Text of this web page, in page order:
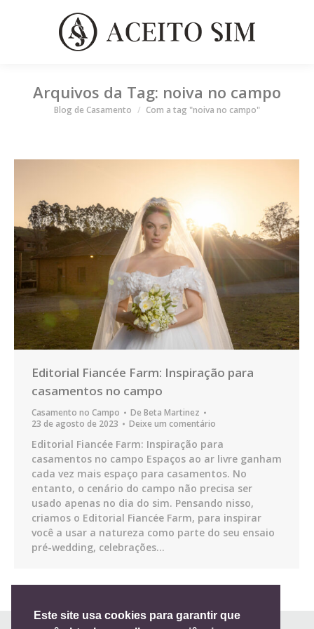
Arquivos da Tag: noiva no campo
Você está aqui
Blog de Casamento Com a tag "noiva no campo"
Editorial Fiancée Farm: Inspiração para
casamentos no campo
Casamento no Campo De Beta Martinez
23 de agosto de 2023
Deixe um comentário
Editorial Fiancée Farm: Inspiração para
casamentos no campo Espaços ao ar livre ganham
cada vez mais espaço para casamentos. No
entanto, o cenário do campo não precisa ser
usado apenas no dia do sim. Pensando nisso,
criamos o Editorial Fiancée Farm, para inspirar
você a usar a natureza como parte do seu ensaio
pré-wedding, celebrações…
Este site usa cookies para garantir que